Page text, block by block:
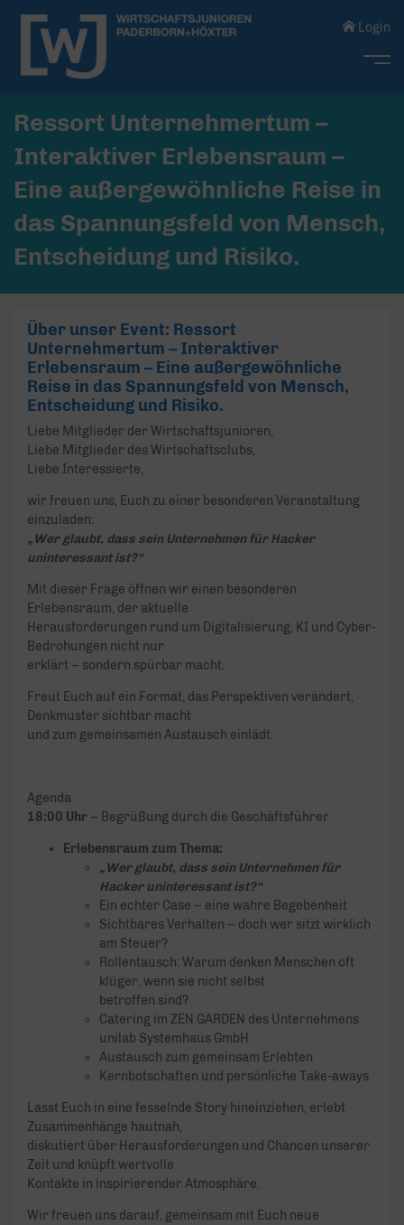
Login
Ressort Unternehmertum –
Interaktiver Erlebensraum –
Eine außergewöhnliche Reise in
das Spannungsfeld von Mensch,
Entscheidung und Risiko.
Über unser Event: Ressort
Unternehmertum – Interaktiver
Erlebensraum – Eine außergewöhnliche
Reise in das Spannungsfeld von Mensch,
Entscheidung und Risiko.
Liebe Mitglieder der Wirtschaftsjunioren,
Liebe Mitglieder des Wirtschaftsclubs,
Liebe Interessierte,
wir freuen uns, Euch zu einer besonderen Veranstaltung
einzuladen:
„Wer glaubt, dass sein Unternehmen für Hacker
uninteressant ist?“
Mit dieser Frage öffnen wir einen besonderen
Erlebensraum, der aktuelle
Herausforderungen rund um Digitalisierung, KI und Cyber-
Bedrohungen nicht nur
erklärt – sondern spürbar macht.
Freut Euch auf ein Format, das Perspektiven verändert,
Denkmuster sichtbar macht
und zum gemeinsamen Austausch einlädt.
Agenda
18:00 Uhr – Begrüßung durch die Geschäftsführer
Erlebensraum zum Thema:
„Wer glaubt, dass sein Unternehmen für
Hacker uninteressant ist?“
Ein echter Case – eine wahre Begebenheit
Sichtbares Verhalten – doch wer sitzt wirklich
am Steuer?
Rollentausch: Warum denken Menschen oft
klüger, wenn sie nicht selbst
betroffen sind?
Catering im ZEN GARDEN des Unternehmens
unilab Systemhaus GmbH
Austausch zum gemeinsam Erlebten
Kernbotschaften und persönliche Take-aways
Lasst Euch in eine fesselnde Story hineinziehen, erlebt
Zusammenhänge hautnah,
diskutiert über Herausforderungen und Chancen unserer
Zeit und knüpft wertvolle
Kontakte in inspirierender Atmosphäre.
Wir freuen uns darauf, gemeinsam mit Euch neue